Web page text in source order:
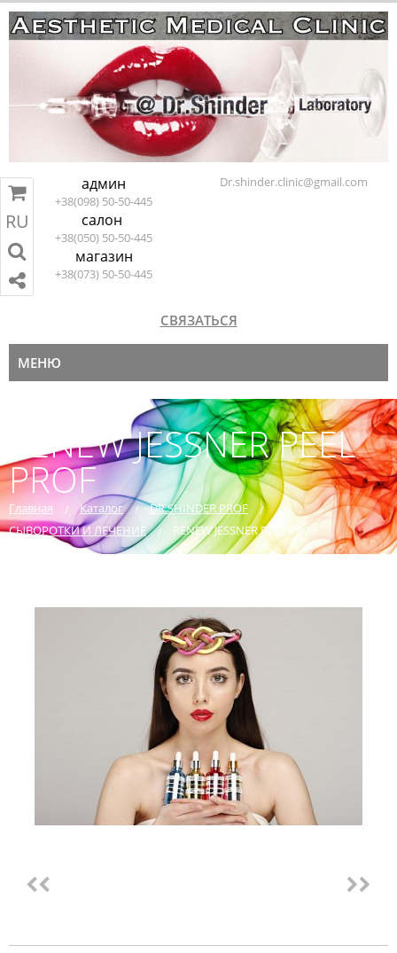
админ
+38(098) 50-50-445
салон
+38(050) 50-50-445
магазин
+38(073) 50-50-445
Dr.shinder.clinic@gmail.com
СВЯЗАТЬСЯ
МЕНЮ
ПЕРЕЙТИ В КОРЗИНУ
RU EN
RENEW JESSNER PEEL
PROF
Главная Каталог
DR.SHINDER PROF
СЫВОРОТКИ И ЛЕЧЕНИЕ
RENEW JESSNER PEEL PROF